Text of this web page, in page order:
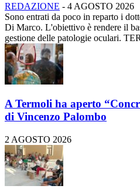
REDAZIONE - 4 AGOSTO 2026
Sono entrati da poco in reparto i
Di Marco. L'obiettivo è rendere il
gestione delle patologie oculari.
A Termoli ha aperto
di Vincenzo Palombo
2 AGOSTO 2026